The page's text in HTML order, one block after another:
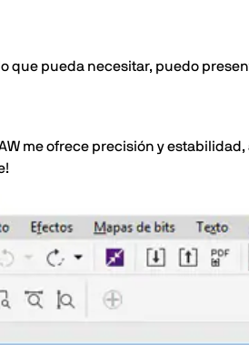
que pueda necesitar, puedo
me ofrece precisión y